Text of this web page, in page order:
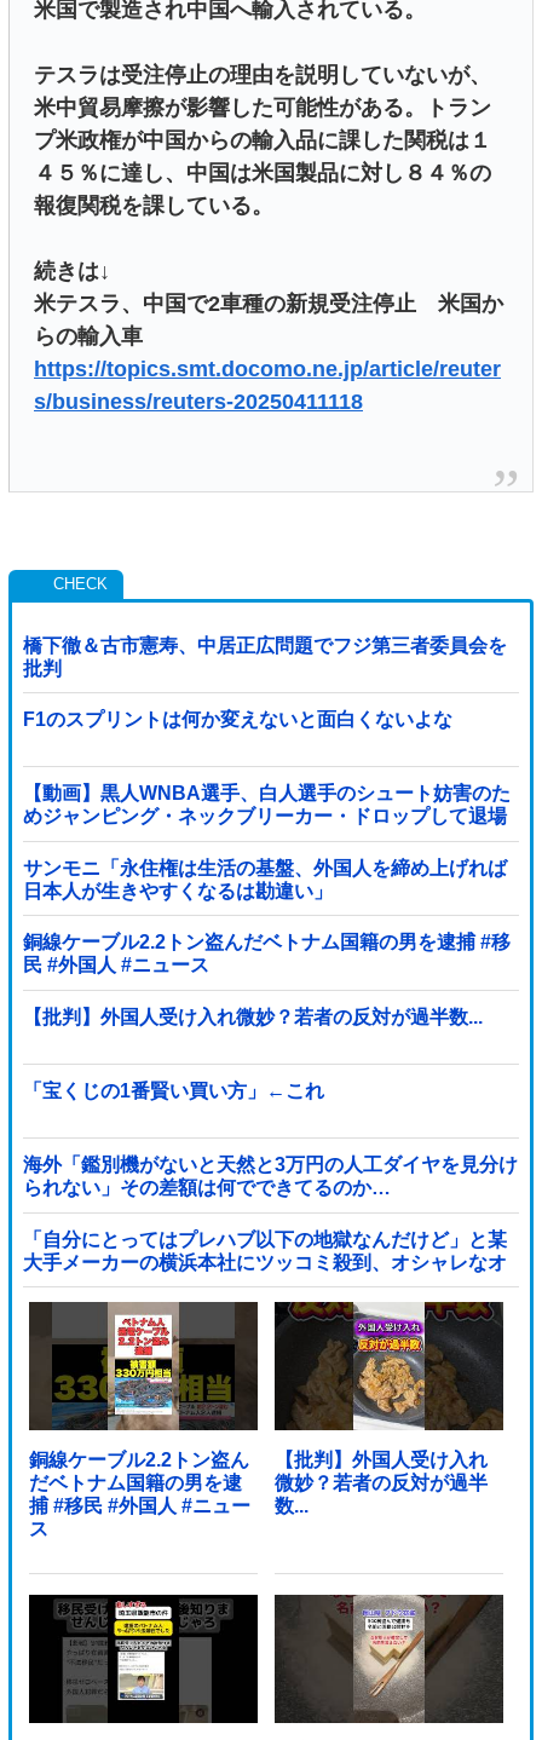
米国で製造され中国へ輸入されている。
テスラは受注停止の理由を説明していないが、
米中貿易摩擦が影響した可能性がある。トラン
プ米政権が中国からの輸入品に課した関税は１
４５％に達し、中国は米国製品に対し８４％の
報復関税を課している。
続きは↓
米テスラ、中国で2車種の新規受注停止 米国か
らの輸入車
https://topics.smt.docomo.ne.jp/article/reuter
s/business/reuters-20250411118
橋下徹＆古市憲寿、中居正広問題でフジ第三者委員会を
批判
F1のスプリントは何か変えないと面白くないよな
【動画】黒人WNBA選手、白人選手のシュート妨害のた
めジャンピング・ネックブリーカー・ドロップして退場
処分→ロッカールームから「白人特権」と投稿...
サンモニ「永住権は生活の基盤、外国人を締め上げれば
日本人が生きやすくなるは勘違い」
銅線ケーブル2.2トン盗んだベトナム国籍の男を逮捕 #移
民 #外国人 #ニュース
【批判】外国人受け入れ微妙？若者の反対が過半数...
「宝くじの1番賢い買い方」←これ
海外「鑑別機がないと天然と3万円の人工ダイヤを見分け
られない」その差額は何でできてるのか…
「自分にとってはプレハブ以下の地獄なんだけど」と某
大手メーカーの横浜本社にツッコミ殺到、オシャレなオ
フィスに特化してしまった結果……他
銅線ケーブル2.2トン盗ん
だベトナム国籍の男を逮
捕 #移民 #外国人 #ニュー
ス
【批判】外国人受け入れ
微妙？若者の反対が過半
数...